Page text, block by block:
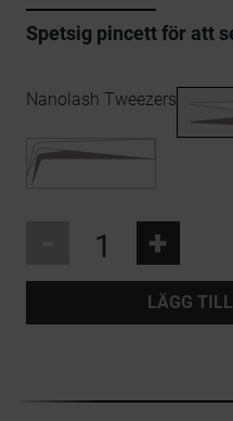
Spetsig pincett för att
Nanolash Tweezers
+
LÄGG